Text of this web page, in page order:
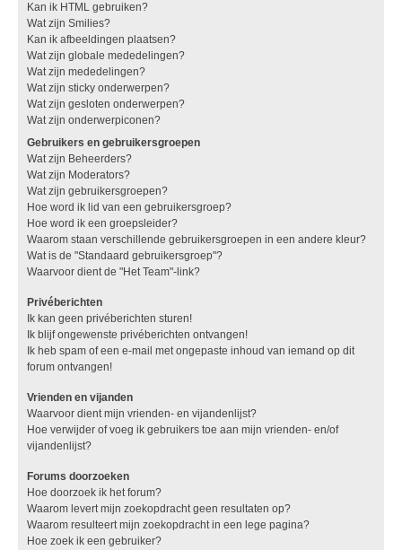
Kan ik HTML gebruiken?
Wat zijn Smilies?
Kan ik afbeeldingen plaatsen?
Wat zijn globale mededelingen?
Wat zijn mededelingen?
Wat zijn sticky onderwerpen?
Wat zijn gesloten onderwerpen?
Wat zijn onderwerpiconen?
Gebruikers en gebruikersgroepen
Wat zijn Beheerders?
Wat zijn Moderators?
Wat zijn gebruikersgroepen?
Hoe word ik lid van een gebruikersgroep?
Hoe word ik een groepsleider?
Waarom staan verschillende gebruikersgroepen in een andere kleur?
Wat is de "Standaard gebruikersgroep"?
Waarvoor dient de "Het Team"-link?
Privéberichten
Ik kan geen privéberichten sturen!
Ik blijf ongewenste privéberichten ontvangen!
Ik heb spam of een e-mail met ongepaste inhoud van iemand op dit
forum ontvangen!
Vrienden en vijanden
Waarvoor dient mijn vrienden- en vijandenlijst?
Hoe verwijder of voeg ik gebruikers toe aan mijn vrienden- en/of
vijandenlijst?
Forums doorzoeken
Hoe doorzoek ik het forum?
Waarom levert mijn zoekopdracht geen resultaten op?
Waarom resulteert mijn zoekopdracht in een lege pagina?
Hoe zoek ik een gebruiker?